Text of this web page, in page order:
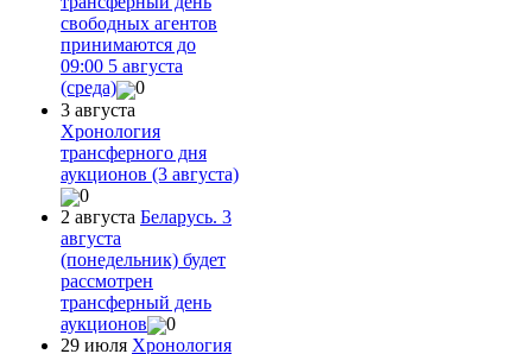
свободных агентов
принимаются до
09:00 5 августа
(среда)
0
3 августа
Хронология
трансферного дня
аукционов (3 августа)
0
2 августа Беларусь. 3
августа
(понедельник) будет
рассмотрен
трансферный день
аукционов
0
29 июля Хронология